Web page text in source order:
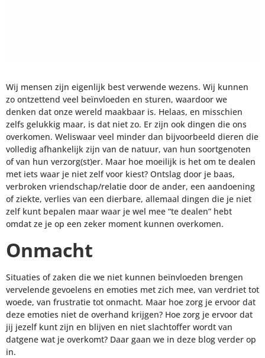
Wij mensen zijn eigenlijk best verwende wezens. Wij kunnen
zo ontzettend veel beïnvloeden en sturen, waardoor we
denken dat onze wereld maakbaar is. Helaas, en misschien
zelfs gelukkig maar, is dat niet zo. Er zijn ook dingen die ons
overkomen. Weliswaar veel minder dan bijvoorbeeld dieren die
volledig afhankelijk zijn van de natuur, van hun soortgenoten
of van hun verzorg(st)er. Maar hoe moeilijk is het om te dealen
met iets waar je niet zelf voor kiest? Ontslag door je baas,
verbroken vriendschap/relatie door de ander, een aandoening
of ziekte, verlies van een dierbare, allemaal dingen die je niet
zelf kunt bepalen maar waar je wel mee “te dealen” hebt
omdat ze je op een zeker moment kunnen overkomen.
Onmacht
Situaties of zaken die we niet kunnen beïnvloeden brengen
vervelende gevoelens en emoties met zich mee, van verdriet tot
woede, van frustratie tot onmacht. Maar hoe zorg je ervoor dat
deze emoties niet de overhand krijgen? Hoe zorg je ervoor dat
jij jezelf kunt zijn en blijven en niet slachtoffer wordt van
datgene wat je overkomt? Daar gaan we in deze blog verder op
in.